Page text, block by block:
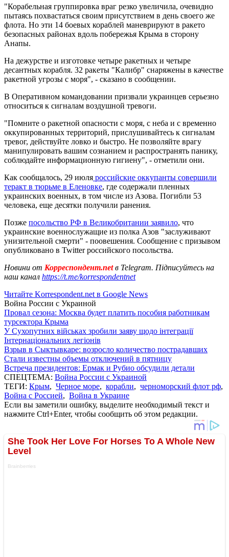
"Корабельная группировка враг резко увеличила, очевидно
пытаясь похвастаться своим присутствием в день своего же
флота. Но эти 14 боевых кораблей маневрируют в ракето
безопасных районах вдоль побережья Крыма в сторону
Анапы.
На дежурстве и изготовке четыре ракетных и четыре
десантных корабля. 32 ракеты "Калибр" снаряжены в качестве
ракетной угрозы с моря", - сказано в сообщении.
В Оперативном командовании призвали украинцев серьезно
относиться к сигналам воздушной тревоги.
"Помните о ракетной опасности с моря, с неба и с временно
оккупированных территорий, прислушивайтесь к сигналам
тревог, действуйте ловко и быстро. Не позволяйте врагу
манипулировать вашим сознанием и распространять панику,
соблюдайте информационную гигиену", - отметили они.
Как сообщалось, 29 июля российские оккупанты совершили
теракт в тюрьме в Еленовке, где содержали пленных
украинских военных, в том числе из Азова. Погибли 53
человека, еще десятки получили ранения.
Позже посольство РФ в Великобритании заявило, что
украинские военнослужащие из полка Азов "заслуживают
унизительной смерти" - поовешения. Сообщение с призывом
опубликовано в Twitter российского посольства.
Новини от Корреспондент.netв Telegram. Підписуйтесь на
наш канал https://t.me/korrespondentnet
Читайте Korrespondent.net в Google News
Война России с Украиной
Провал сезона: Москва будет платить пособия работникам
турсектора Крыма
У Сухопутних військах зробили заяву щодо інтеграції
Інтернаціональних легіонів
Взрыв в Сыктывкаре: возросло количество пострадавших
Стали известны объемы отключений в пятницу
Встреча президентов: Ермак и Рубио обсудили детали
СПЕЦТЕМА: Война России с Украиной
ТЕГИ: Крым, Черное море, корабли, черноморский флот рф,
Война с Россией, Война в Украине
Если вы заметили ошибку, выделите необходимый текст и
нажмите Ctrl+Enter, чтобы сообщить об этом редакции.